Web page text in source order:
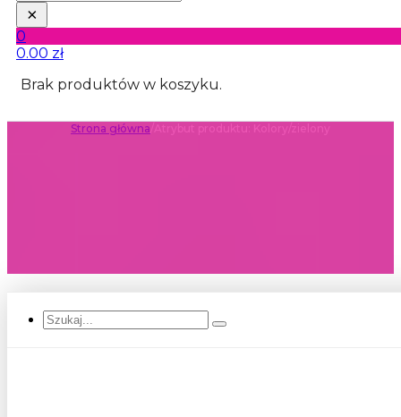
×
0
0.00 zł
Brak produktów w koszyku.
Strona główna
Szukaj...